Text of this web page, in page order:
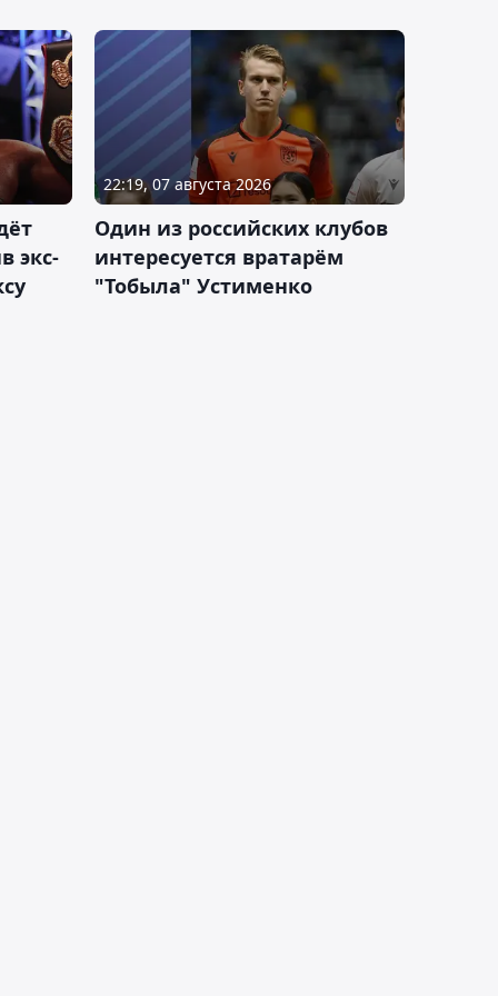
экс-
22:19, 07 августа 2026
Один из российских клубов
интересуется вратарём
"Тобыла" Устименко